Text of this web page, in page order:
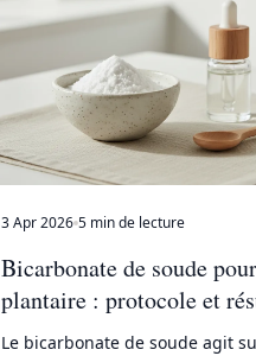
3 Apr 2026 5 min de lecture
Bicarbonate de soude
plantaire : protocole et
réels
Le bicarbonate de soude agit